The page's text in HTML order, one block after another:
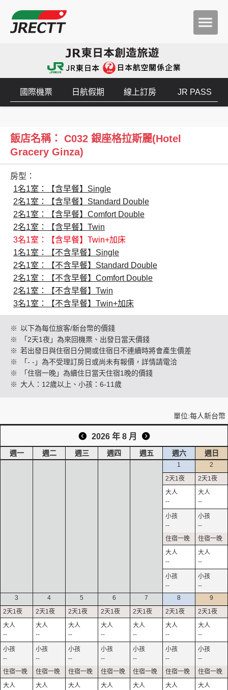
創造旅遊
國際機票 日航假期 線上訂房 JR PASS
飯店名稱： C032 銀座格拉斯麗(Hotel
Gracery Ginza)
房型：
1名1室：【含早餐】Single
2名1室：【含早餐】Standard Double
2名1室：【含早餐】Comfort Double
2名1室：【含早餐】Twin
3名1室：【含早餐】Twin+加床
1名1室：【不含早餐】Single
2名1室：【不含早餐】Standard Double
2名1室：【不含早餐】Comfort Double
2名1室：【不含早餐】Twin
3名1室：【不含早餐】Twin+加床
※ 以下為每位旅客/新台幣的價錢
※
「2天1夜」為來回機票、出發日當天價錢
※ 若出發日與住宿日分開或住宿日不連續時將會產生價差
※
「- -」為不受理訂房日或尚未有報價，詳情請電洽
※
「住宿一晚」為續住日當天住宿1晚的價錢
※ 大人：12歲以上、小孩：6-11歲
單位:每人新台幣
2026 年 8 月
週一 週二 週三 週四 週五 週六 週日
1
--
--
--
--
2
--
--
--
--
3
--
--
4
--
--
5
--
--
6
--
--
7
--
--
8
--
--
9
--
--